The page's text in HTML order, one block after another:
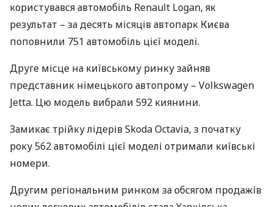
користувався автомобіль Renault Logan, як
результат – за десять місяців автопарк Києва
поповнили 751 автомобіль цієї моделі.
Друге місце на київському ринку зайняв
представник німецького автопрому – Volkswagen
Jetta. Цю модель вибрали 592 киянини.
Замикає трійку лідерів Skoda Octavia, з початку
року 562 автомобілі цієї моделі отримали київські
номери.
Другим регіональним ринком за обсягом продажів